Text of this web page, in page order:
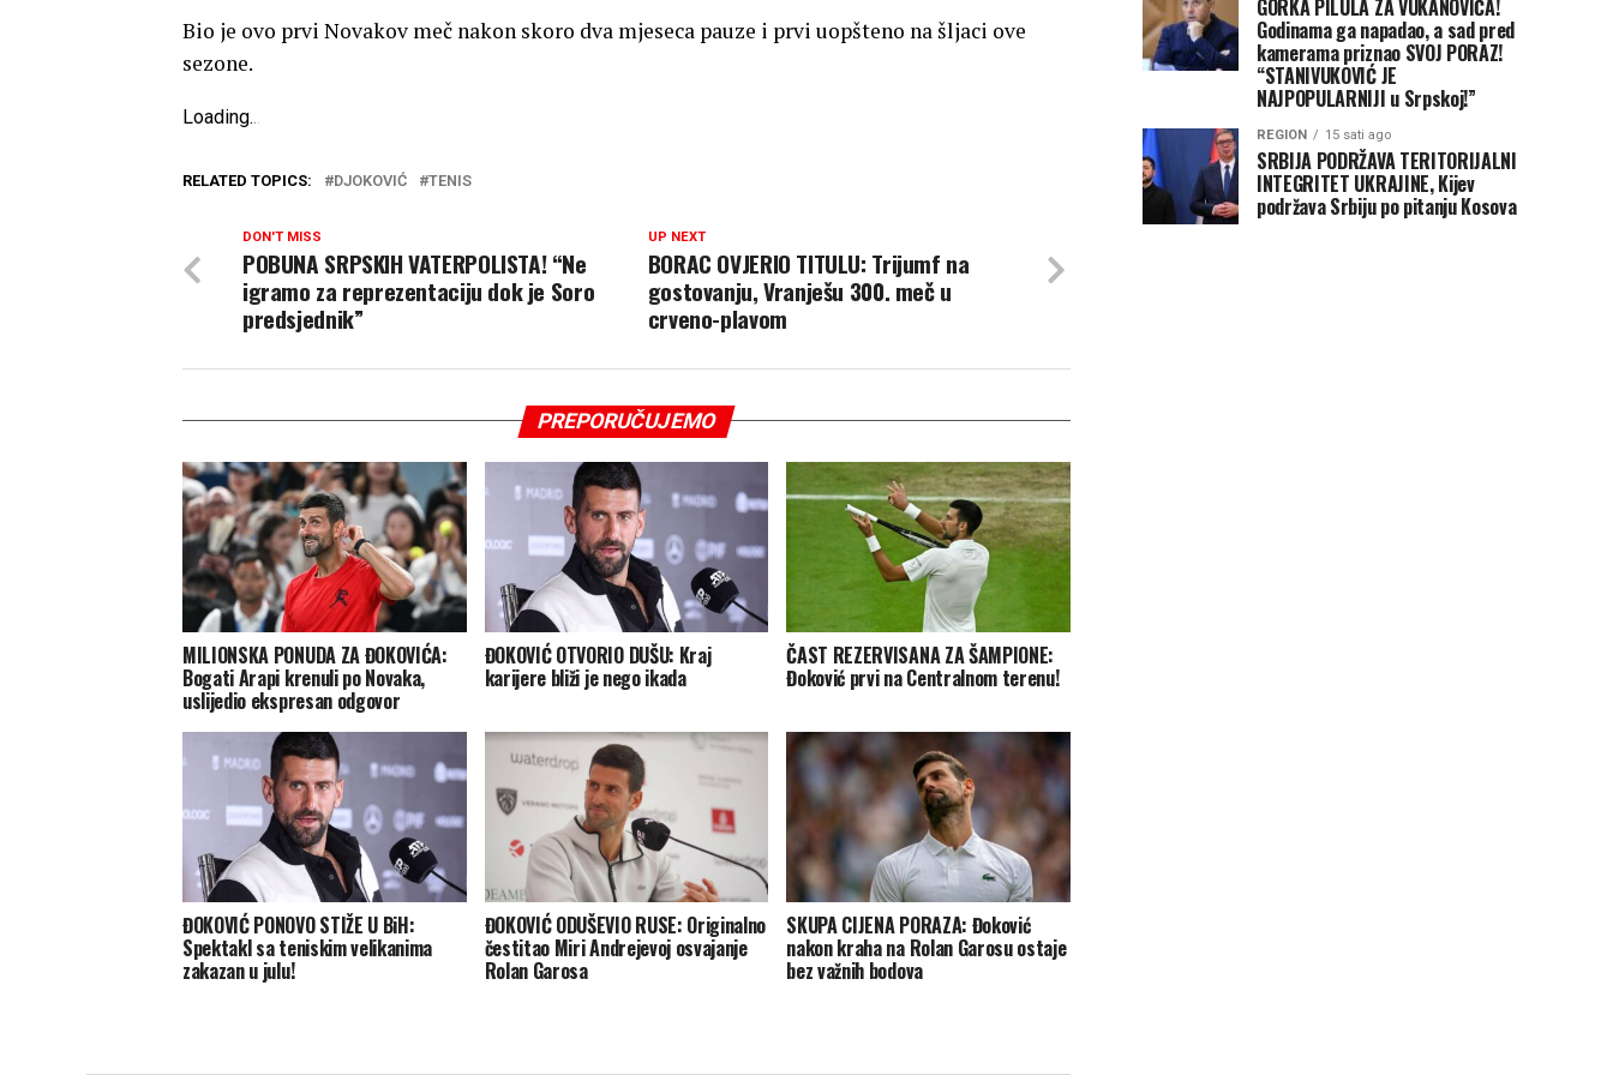
Bio je ovo prvi Novakov meč nakon skoro dva mjeseca pauze i prvi uopšteno na šljaci ove
sezone.
Loading.
RELATED TOPICS: DJOKOVIĆ TENIS
UP NEXT
BORAC OVJERIO TITULU: Trijumf na
gostovanju, Vranješu 300. meč u
crveno-plavom
DON'T MISS
POBUNA SRPSKIH VATERPOLISTA! “Ne
igramo za reprezentaciju dok je Soro
predsjednik”
PREPORUČUJEMO
MILIONSKA PONUDA ZA ĐOKOVIĆA:
Bogati Arapi krenuli po Novaka,
uslijedio ekspresan odgovor
ĐOKOVIĆ OTVORIO DUŠU: Kraj
karijere bliži je nego ikada
ČAST REZERVISANA ZA ŠAMPIONE:
Đoković prvi na Centralnom terenu!
ĐOKOVIĆ PONOVO STIŽE U BiH:
Spektakl sa teniskim velikanima
zakazan u julu!
ĐOKOVIĆ ODUŠEVIO RUSE: Originalno
čestitao Miri Andrejevoj osvajanje
Rolan Garosa
SKUPA CIJENA PORAZA: Đoković
nakon kraha na Rolan Garosu ostaje
bez važnih bodova
GORKA PILULA ZA VUKANOVIĆA!
Godinama ga napadao, a sad pred
kamerama priznao SVOJ PORAZ!
“STANIVUKOVIĆ JE
NAJPOPULARNIJI u Srpskoj!”
REGION 15 sati ago
SRBIJA PODRŽAVA TERITORIJALNI
INTEGRITET UKRAJINE, Kijev
podržava Srbiju po pitanju Kosova